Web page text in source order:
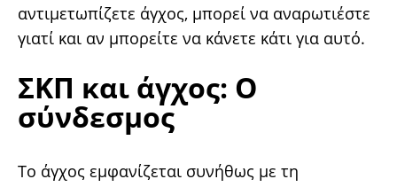
αντιμετωπίζετε άγχος, μπορεί να αναρωτιέστε
γιατί και αν μπορείτε να κάνετε κάτι για αυτό.
ΣΚΠ και άγχος: Ο
σύνδεσμος
Το άγχος εμφανίζεται συνήθως με τη